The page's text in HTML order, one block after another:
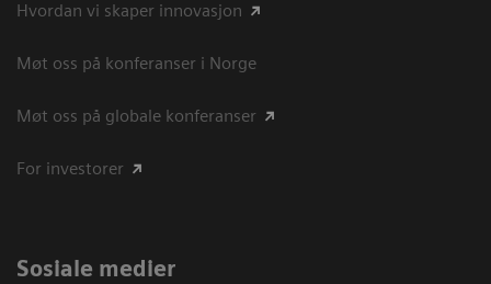
Hvordan vi skaper innovasjon
Møt oss på konferanser i Norge
Møt oss på globale konferanser
For investorer
Sosiale medier